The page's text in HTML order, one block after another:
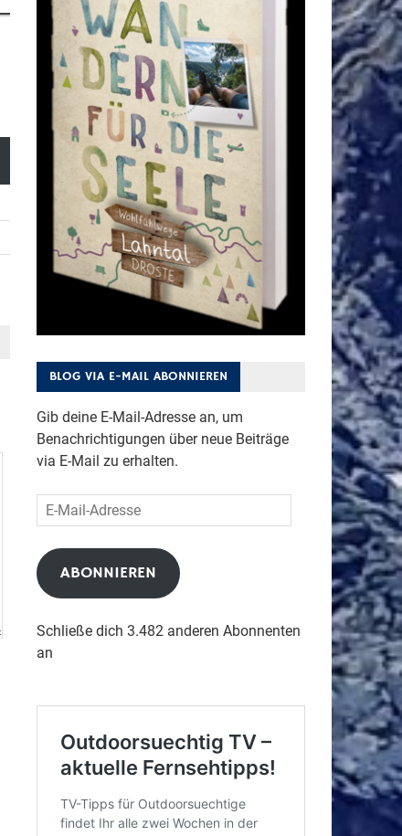
BLOG VIA E-MAIL ABONNIEREN
Gib deine E-Mail-Adresse an, um
Benachrichtigungen über neue Beiträge
via E-Mail zu erhalten.
E-
Mail-
Adresse
ABONNIEREN
Schließe dich 3.482 anderen Abonnenten
an